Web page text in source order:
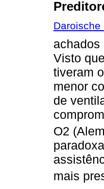
Daroische
achados
Visto
tiveram
menor
de
O2
mais